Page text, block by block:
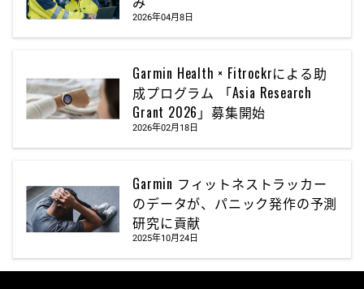
2026年04月8日
Garmin Health × Fitrockrによる助
成プログラム 「Asia Research
Grant 2026」募集開始
2026年02月18日
Garmin フィットネストラッカー
のデータが、パニック発作の予測
研究に貢献
2025年10月24日